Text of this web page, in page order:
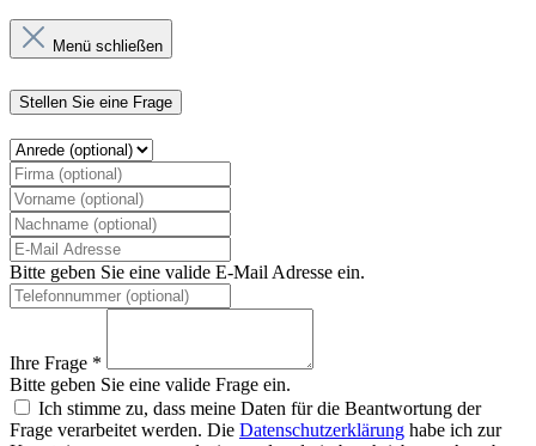
Menü schließen
Stellen Sie eine Frage
Bitte geben Sie eine valide E-Mail Adresse ein.
Ihre Frage *
Bitte geben Sie eine valide Frage ein.
Ich stimme zu, dass meine Daten für die Beantwortung der
Frage verarbeitet werden. Die Datenschutzerklärung habe ich zur